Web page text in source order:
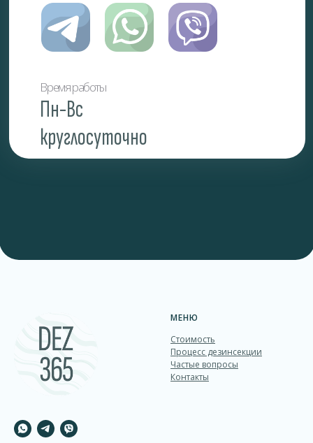
МЕНЮ
Стоимость
Процесс дезинcекции
Частые вопросы
Контакты